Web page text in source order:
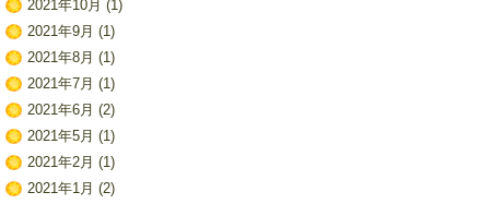
2021年10月 (1)
2021年9月 (1)
2021年8月 (1)
2021年7月 (1)
2021年6月 (2)
2021年5月 (1)
2021年2月 (1)
2021年1月 (2)